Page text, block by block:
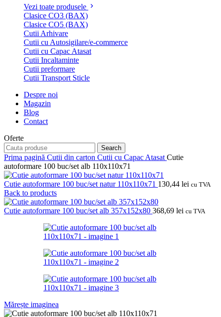
Vezi toate produsele
Clasice CO3 (BAX)
Clasice CO5 (BAX)
Cutii Arhivare
Cutii cu Autosigilare/e-commerce
Cutii cu Capac Atasat
Cutii Incaltaminte
Cutii preformare
Cutii Transport Sticle
Despre noi
Magazin
Blog
Contact
Oferte
Search
Prima pagină Cutii din carton Cutii cu Capac Atasat Cutie
autoformare 100 buc/set alb 110x110x71
Cutie autoformare 100 buc/set natur 110x110x71 130,44 lei cu TVA
Back to products
Cutie autoformare 100 buc/set alb 357x152x80 368,69 lei cu TVA
Mărește imaginea